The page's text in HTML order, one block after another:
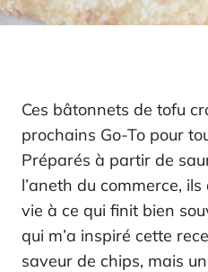
Ces bâtonnets de tofu
prochains Go-To pour
Préparés à partir de
l’aneth du commerce,
vie à ce qui finit bien
qui m’a inspiré cette
saveur de chips, mais